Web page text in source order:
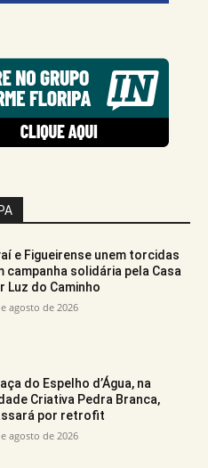
e Figueirense unem torcidas
campanha solidária pela Casa
Luz do Caminho
agosto de 2026
do Espelho d’Água, na
Criativa Pedra Branca,
por retrofit
agosto de 2026